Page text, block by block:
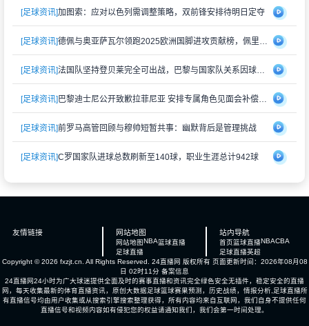
[足球资讯]加图索：应对以色列需调整策略，双前锋安排待明日定夺
[足球资讯] 德佩与奥亚萨瓦尔领跑2025欧洲国脚进攻贡献榜，佩里西奇紧随其后
[足球资讯] 法国队坚持登贝莱完全可出战，巴黎与国家队关系因球员伤情再度紧张
[足球资讯] 巴黎迪士尼公开致歉拉菲尼亚 安排专属角色见面会补偿受冷落经历
[足球资讯]前罗马高管回顾与穆帅短暂共事：幽默背后是管理挑战
[足球资讯]C罗国家队进球总数刷新至140球，职业生涯总计942球
友情链接 网站地图
网站地图 NBA篮球直播
足球直播
站内导航
首页篮球直播NBACBA
足球直播英超
Copyright © 2026 fxzjt.cn. All Rights Reserved. 24直播网 版权所有 页面更新时间：2026年08月08
日 02时11分 备案信息
24直播网24小时为广大球迷提供全面及时的赛事直播和资讯完全绿色安全无插件，稳定安全的直播
网，每天收集最新的体育直播资讯，原创大数据足球篮球赛果预测，历史战绩，情报分析,足球直播所
有直播信号均由用户收集或从搜索引擎搜索整理获得，所有内容均来自互联网，我们自身不提供任何
直播信号和视频内容如有侵犯您的权益请通知我们，我们会第一时间处理。